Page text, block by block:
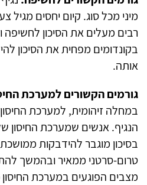
מיני מכל סוג. קיום יחסים מגיל
רבים מעלים את הסיכון לחשיפה
בקונדומים מפחית את הסיכון
אותה.
גורמים הקשורים למערכת
במחלה זיהומית, למערכת
הנגיף. אנשים שמערכת החיסון
בסיכון מוגבר להידבקות
טרום-סרטני ממאיר ובהמשך
מצבים הפוגעים במערכת